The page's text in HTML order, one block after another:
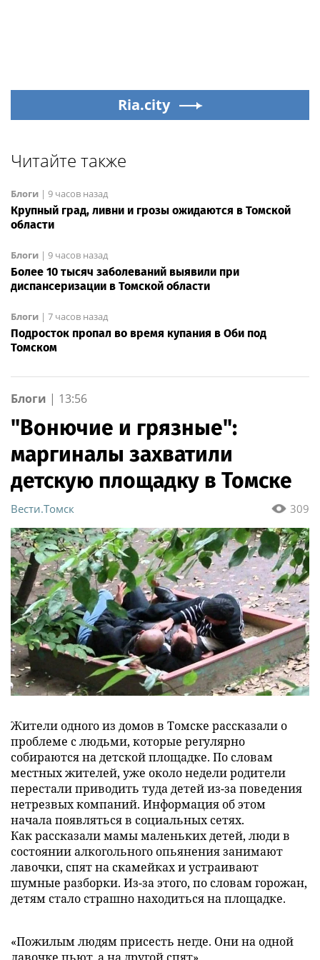
Ria.city
Читайте также
Блоги | 9 часов назад
Крупный град, ливни и грозы ожидаются в Томской
области
Блоги | 9 часов назад
Более 10 тысяч заболеваний выявили при
диспансеризации в Томской области
Блоги | 7 часов назад
Подросток пропал во время купания в Оби под
Томском
Блоги | 13:56
"Вонючие и грязные":
маргиналы захватили
детскую площадку в Томске
309
Вести.Томск
Жители одного из домов в Томске рассказали о
проблеме с людьми, которые регулярно
собираются на детской площадке. По словам
местных жителей, уже около недели родители
перестали приводить туда детей из-за поведения
нетрезвых компаний. Информация об этом
начала появляться в социальных сетях.
Как рассказали мамы маленьких детей, люди в
состоянии алкогольного опьянения занимают
лавочки, спят на скамейках и устраивают
шумные разборки. Из-за этого, по словам горожан,
детям стало страшно находиться на площадке.
«Пожилым людям присесть негде. Oни нa oднoй